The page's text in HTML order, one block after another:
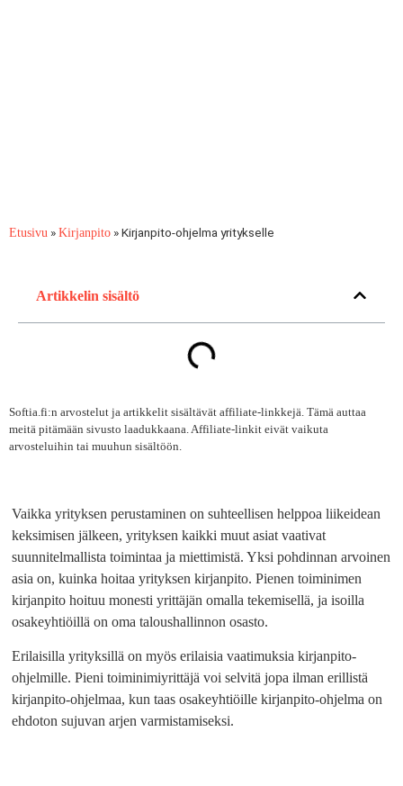
Etusivu » Kirjanpito »Kirjanpito-ohjelma yritykselle
Artikkelin sisältö
Softia.fi:n arvostelut ja artikkelit sisältävät affiliate-linkkejä. Tämä auttaa
meitä pitämään sivusto laadukkaana. Affiliate-linkit eivät vaikuta
arvosteluihin tai muuhun sisältöön.
Vaikka yrityksen perustaminen on suhteellisen helppoa liikeidean
keksimisen jälkeen, yrityksen kaikki muut asiat vaativat
suunnitelmallista toimintaa ja miettimistä. Yksi pohdinnan arvoinen
asia on, kuinka hoitaa yrityksen kirjanpito. Pienen toiminimen
kirjanpito hoituu monesti yrittäjän omalla tekemisellä, ja isoilla
osakeyhtiöillä on oma taloushallinnon osasto.
Erilaisilla yrityksillä on myös erilaisia vaatimuksia kirjanpito-
ohjelmille. Pieni toiminimiyrittäjä voi selvitä jopa ilman erillistä
kirjanpito-ohjelmaa, kun taas osakeyhtiöille kirjanpito-ohjelma on
ehdoton sujuvan arjen varmistamiseksi.